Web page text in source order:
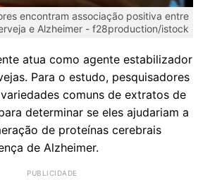
encontram associação positiva entre
e Alzheimer - f28production/istock
atua como agente estabilizador
Para o estudo, pesquisadores
comuns de extratos de
determinar se eles ajudariam a
de proteínas cerebrais
de Alzheimer.